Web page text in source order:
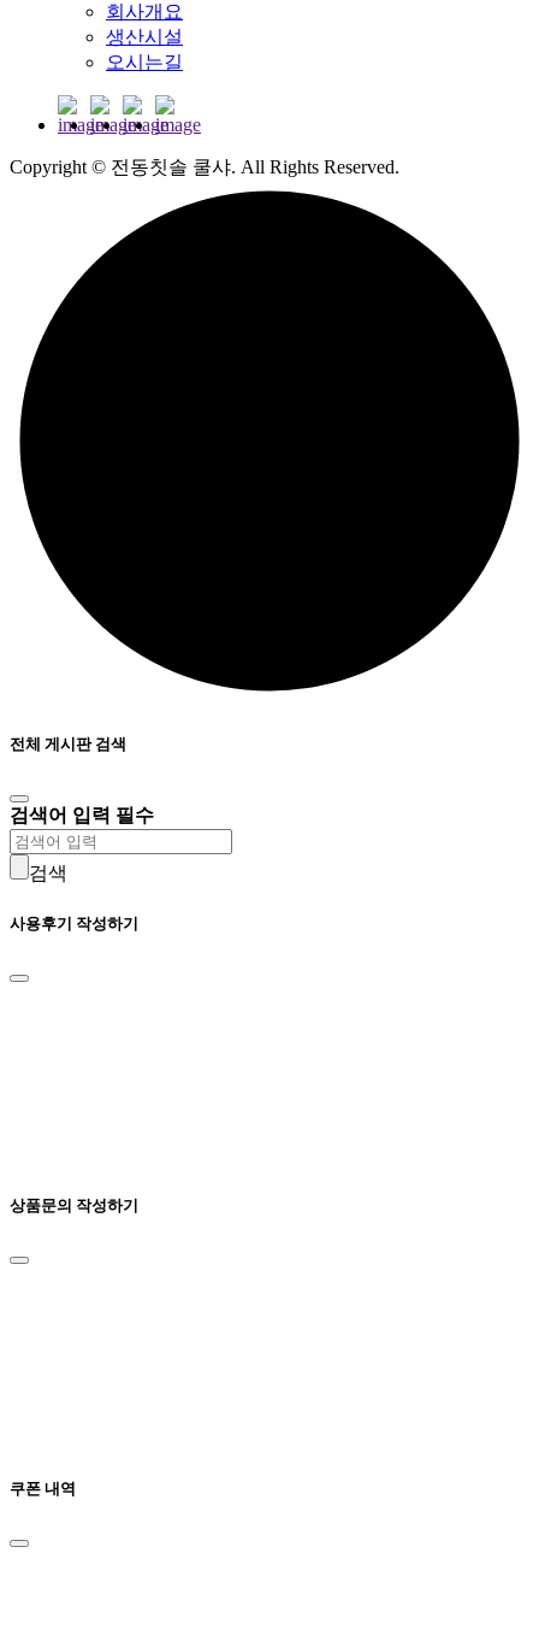
회사개요
생산시설
오시는길
Copyright © 전동칫솔 쿨샤. All Rights Reserved.
전체 게시판 검색
검색어 입력 필수
검색
사용후기 작성하기
상품문의 작성하기
쿠폰 내역